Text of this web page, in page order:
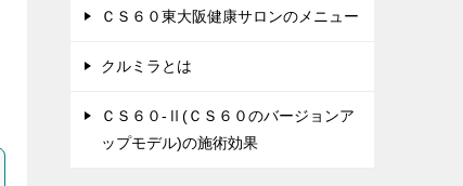
ＣＳ６０東大阪健康サロンのメニュー
クルミラとは
ＣＳ６０-Ⅱ(ＣＳ６０のバージョンア
ップモデル)の施術効果